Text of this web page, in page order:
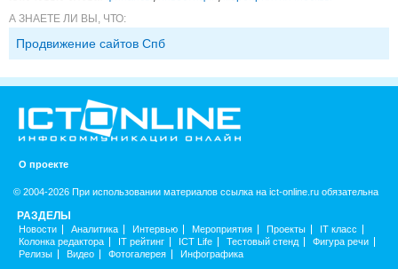
А ЗНАЕТЕ ЛИ ВЫ, ЧТО:
Продвижение сайтов Спб
О проекте
© 2004-2026 При использовании материалов ссылка на ict-online.ru обязательна
РАЗДЕЛЫ
Новости Аналитика Интервью Мероприятия Проекты
IT класс
Колонка редактора
IT рейтинг ICT Life Тестовый стенд
Фигура речи
Релизы
Видео Фотогалерея Инфографика